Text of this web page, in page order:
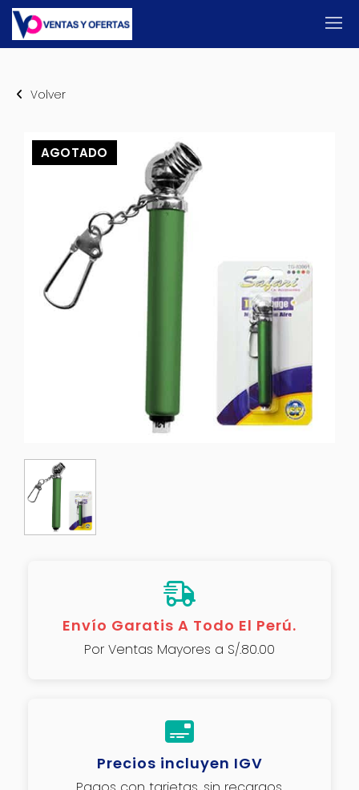
Volver
AGOTADO
Envío Garatis A Todo El Perú.
Por Ventas Mayores a S/.80.00
Precios incluyen IGV